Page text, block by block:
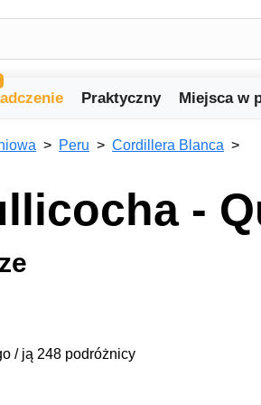
Praktyczny Miejsca w
Peru Cordillera Blanca
-
/ ją 248 podróżnicy